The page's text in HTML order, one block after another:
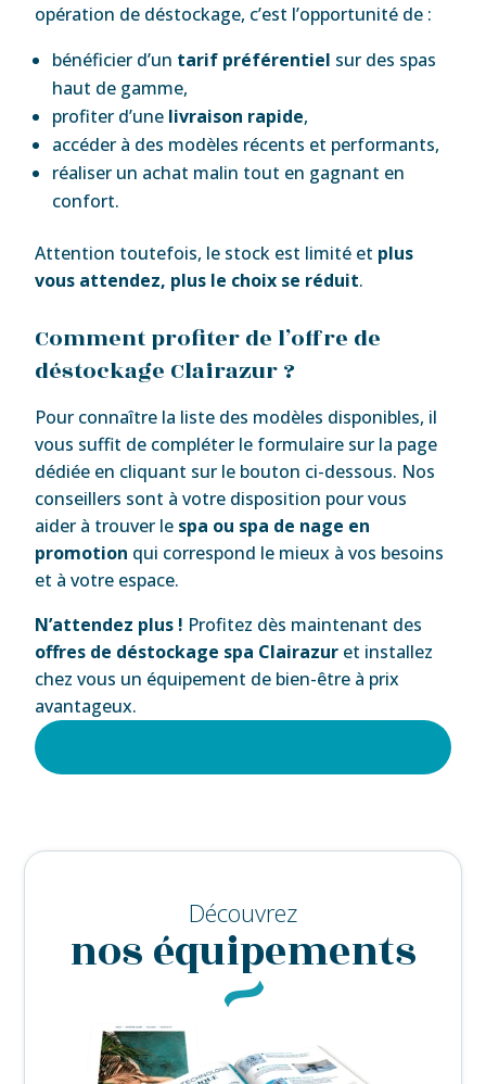
opération de déstockage, c’est l’opportunité de :
bénéficier d’un tarif préférentiel sur des spas
haut de gamme,
profiter d’une livraison rapide,
accéder à des modèles récents et performants,
réaliser un achat malin tout en gagnant en
confort.
Attention toutefois, le stock est limité et plus
vous attendez, plus le choix se réduit.
Comment profiter de l’offre de
déstockage Clairazur ?
Pour connaître la liste des modèles disponibles, il
vous suffit de compléter le formulaire sur la page
dédiée en cliquant sur le bouton ci-dessous. Nos
conseillers sont à votre disposition pour vous
aider à trouver le spa ou spa de nage en
promotion qui correspond le mieux à vos besoins
et à votre espace.
N’attendez plus ! Profitez dès maintenant des
offres de déstockage spa Clairazur et installez
chez vous un équipement de bien-être à prix
avantageux.
Découvrez
nos équipements